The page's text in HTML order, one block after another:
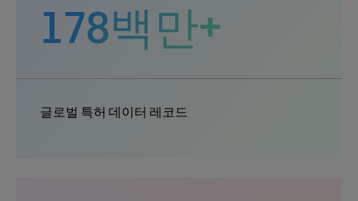
178백만+
글로벌 특허 데이터 레코드